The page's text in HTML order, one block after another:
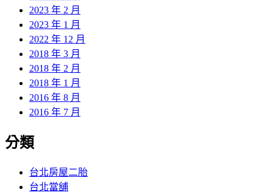
2023 年 2 月
2023 年 1 月
2022 年 12 月
2018 年 3 月
2018 年 2 月
2018 年 1 月
2016 年 8 月
2016 年 7 月
分類
台北房屋二胎
台北當舖